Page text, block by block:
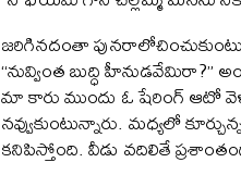
జరిగినదంతా
“నువ్వింత బుద్ధి
మా కారు ముందు ఓ షేరింగ్ ఆటో
నవ్వుకుంటున్నారు. మధ్యలో
కనిపిస్తోంది. వీడు వదిలితే